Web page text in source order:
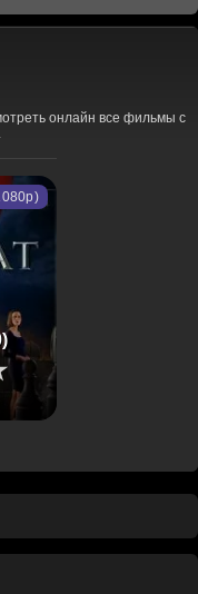
онлайн все фильмы с